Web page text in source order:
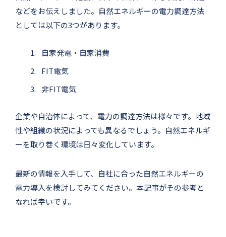
などをお伝えしました。自然エネルギーの電力調達方法
としては以下の3つがあります。
自家発電・自家消費
FIT電気
非FIT電気
企業や自治体によって、電力の調達方法は様々です。地域
性や組織の状況によっても異なるでしょう。自然エネルギ
ーを取り巻く環境は日々変化しています。
最新の情報を入手して、自社に合った自然エネルギーの
電力導入を検討してみてください。本記事がその参考と
なれば幸いです。